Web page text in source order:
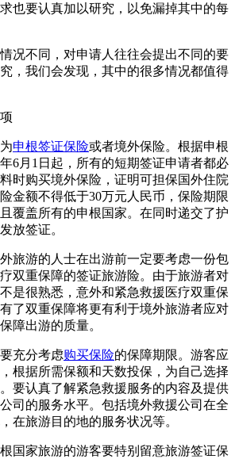
也要认真加以研究，以免漏掉其中的每
况不同，对申请人往往会提出不同的要
，我们会发现，其中的很多情况都值得
申根签证保险或者境外保险。根据申根
6月1日起，所有的短期签证申请者都必
时购买境外保险，证明可担保国外住院
金额不得低于30万元人民币，保险期限
覆盖所有的申根国家。在同时递交了护
放签证。
旅游的人士在出游前一定要考虑一份包
双重保障的签证旅游险。由于旅游者对
是很熟悉，意外和紧急救援医疗双重保
了双重保障将更有利于境外旅游者应对
障出游的质量。
充分考虑购买保险的保障期限。游客应
根据所需保额和天数投保，为自己选择
要认真了解紧急救援服务的内容及提供
司的服务水平。包括境外救援公司在全
在旅游目的地的服务状况等。
国家旅游的游客要特别留意旅游签证保